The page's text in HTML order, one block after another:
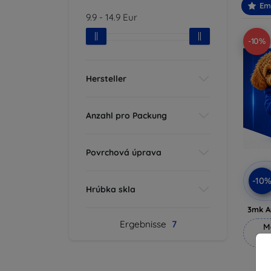
9.9 - 14.9 Eur
Hersteller
Anzahl pro Packung
Povrchová úprava
Hrúbka skla
Ergebnisse 7
-10%
-10%
3mk